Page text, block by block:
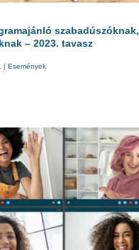
szabadúszóknak,
– 2023. tavasz
| Események